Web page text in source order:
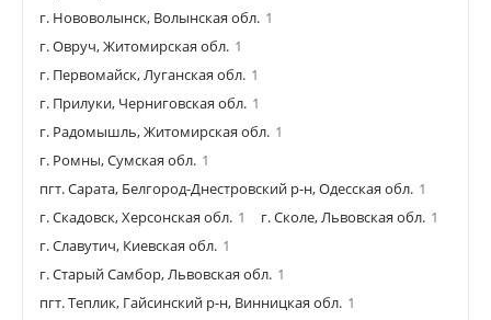
г. Нововолынск, Волынская обл. 1
г. Овруч, Житомирская обл. 1
г. Первомайск, Луганская обл. 1
г. Прилуки, Черниговская обл. 1
г. Радомышль, Житомирская обл. 1
г. Ромны, Сумская обл. 1
пгт. Сарата, Белгород-Днестровский р-н, Одесская обл. 1
г. Скадовск, Херсонская обл. 1 г. Сколе, Львовская обл. 1
г. Славутич, Киевская обл. 1
г. Старый Самбор, Львовская обл. 1
пгт. Теплик, Гайсинский р-н, Винницкая обл. 1